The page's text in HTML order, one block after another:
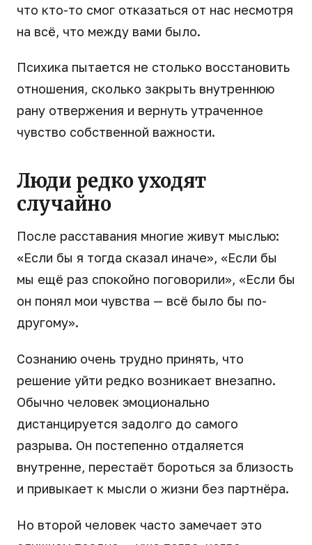
что кто-то смог отказаться от нас несмотря
на всё, что между вами было.
Психика пытается не столько восстановить
отношения, сколько закрыть внутреннюю
рану отвержения и вернуть утраченное
чувство собственной важности.
Люди редко уходят
случайно
После расставания многие живут мыслью:
«Если бы я тогда сказал иначе», «Если бы
мы ещё раз спокойно поговорили», «Если бы
он понял мои чувства — всё было бы по-
другому».
Сознанию очень трудно принять, что
решение уйти редко возникает внезапно.
Обычно человек эмоционально
дистанцируется задолго до самого
разрыва. Он постепенно отдаляется
внутренне, перестаёт бороться за близость
и привыкает к мысли о жизни без партнёра.
Но второй человек часто замечает это